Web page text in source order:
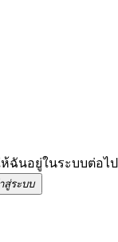
ฉันอยู่ในระบบต่อไป
สู่ระบบ